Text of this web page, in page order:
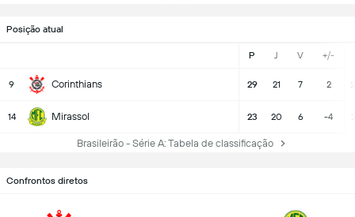
Posição atual
P J V +/-
9 Corinthians 29 21 7 2
14 Mirassol 23 20 6 -4
Brasileirão - Série A: Tabela de classificação
Confrontos diretos